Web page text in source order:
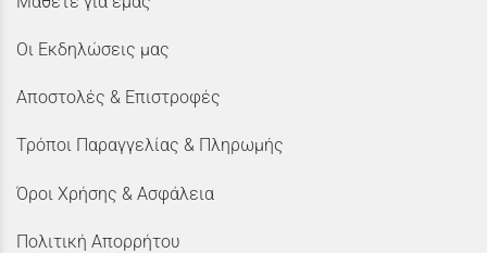
Οι Εκδηλώσεις μας
Αποστολές & Επιστροφές
Τρόποι Παραγγελίας & Πληρωμής
Όροι Χρήσης & Ασφάλεια
Πολιτική Απορρήτου